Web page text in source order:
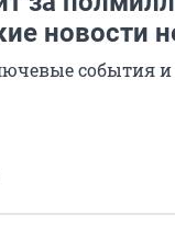
новости
события